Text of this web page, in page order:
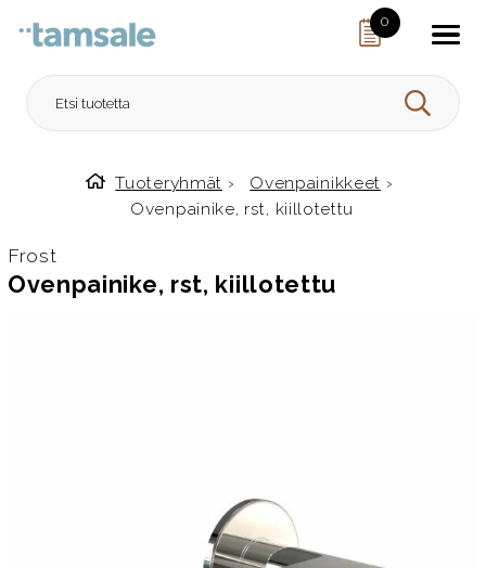
0
HAE
Etusivulle
Tuoteryhmät › Ovenpainikkeet ›
Ovenpainike, rst, kiillotettu
Frost
Ovenpainike, rst, kiillotettu